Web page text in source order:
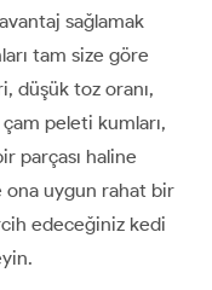
sağlamak
tam size göre
düşük toz oranı,
peleti kumları,
parçası haline
ona uygun rahat bir
edeceğiniz kedi